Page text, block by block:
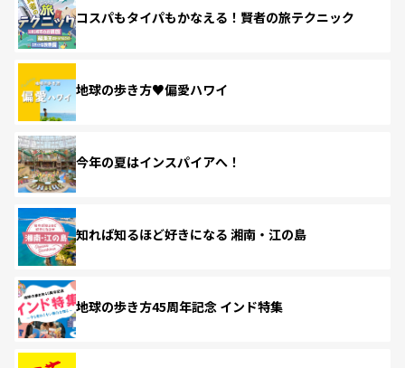
コスパもタイパもかなえる！賢者の旅テクニック
地球の歩き方♥偏愛ハワイ
今年の夏はインスパイアへ！
知れば知るほど好きになる 湘南・江の島
地球の歩き方45周年記念 インド特集